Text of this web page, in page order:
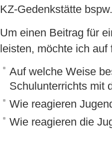
KZ-Gedenkstätte
Um einen Beitrag für
leisten, möchte ich
Auf welche Weise
Schulunterrichts mit
Wie reagieren
Wie reagieren die